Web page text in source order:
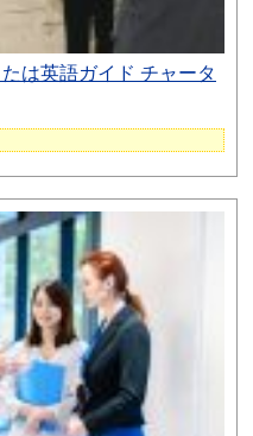
は英語ガイド チャータ